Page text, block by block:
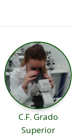
C.F. Grado
Superior